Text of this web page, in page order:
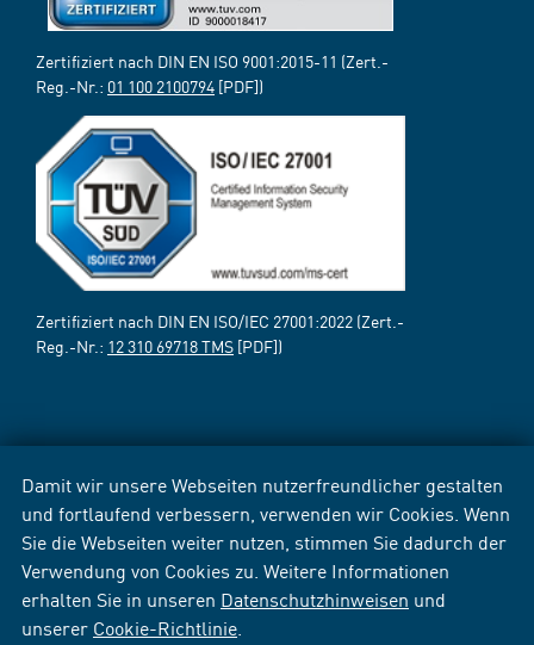
Damit wir unsere Webseiten nutzerfreundlicher gestalten
und fortlaufend verbessern, verwenden wir Cookies. Wenn
Sie die Webseiten weiter nutzen, stimmen Sie dadurch der
Verwendung von Cookies zu. Weitere Informationen
erhalten Sie in unseren Datenschutzhinweisen und
unserer Cookie-Richtlinie
Zertifiziert nach DIN EN ISO 9001:2015-11 (Zert.-
Reg.-Nr.: 01 100 2100794 [PDF])
Zertifiziert nach DIN EN ISO/IEC 27001:2022 (Zert.-
Reg.-Nr.: 12 310 69718 TMS [PDF])